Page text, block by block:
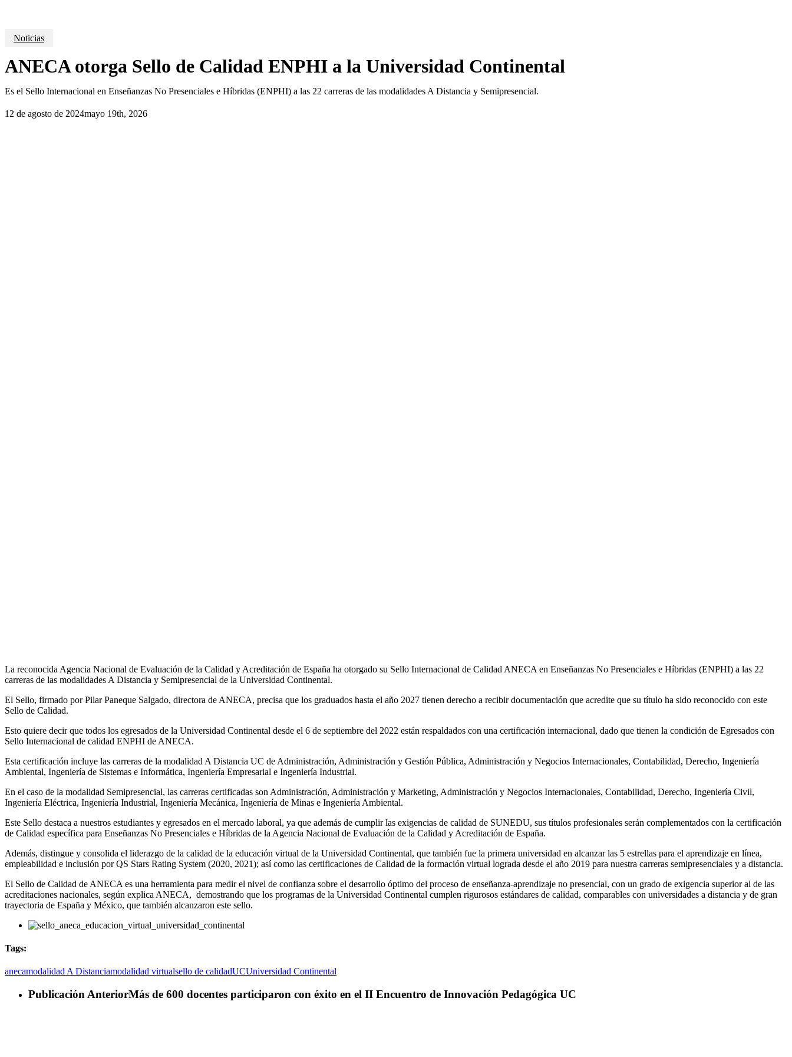
Noticias
ANECA otorga Sello de Calidad ENPHI a la Universidad Continental
Es el Sello Internacional en Enseñanzas No Presenciales e Híbridas (ENPHI) a las 22 carreras de las modalidades A Distancia y Semipresencial.
12 de agosto de 2024mayo 19th, 2026
La reconocida Agencia Nacional de Evaluación de la Calidad y Acreditación de España ha otorgado su Sello Internacional de Calidad ANECA en Enseñanzas No Presenciales e Híbridas (ENPHI) a las 22
carreras de las modalidades A Distancia y Semipresencial de la Universidad Continental.
El Sello, firmado por Pilar Paneque Salgado, directora de ANECA, precisa que los graduados hasta el año 2027 tienen derecho a recibir documentación que acredite que su título ha sido reconocido con este
Sello de Calidad.
Esto quiere decir que todos los egresados de la Universidad Continental desde el 6 de septiembre del 2022 están respaldados con una certificación internacional, dado que tienen la condición de Egresados con
Sello Internacional de calidad ENPHI de ANECA.
Esta certificación incluye las carreras de la modalidad A Distancia UC de Administración, Administración y Gestión Pública, Administración y Negocios Internacionales, Contabilidad, Derecho, Ingeniería
Ambiental, Ingeniería de Sistemas e Informática, Ingeniería Empresarial e Ingeniería Industrial.
En el caso de la modalidad Semipresencial, las carreras certificadas son Administración, Administración y Marketing, Administración y Negocios Internacionales, Contabilidad, Derecho, Ingeniería Civil,
Ingeniería Eléctrica, Ingeniería Industrial, Ingeniería Mecánica, Ingeniería de Minas e Ingeniería Ambiental.
Este Sello destaca a nuestros estudiantes y egresados en el mercado laboral, ya que además de cumplir las exigencias de calidad de SUNEDU, sus títulos profesionales serán complementados con la certificación
de Calidad específica para Enseñanzas No Presenciales e Híbridas de la Agencia Nacional de Evaluación de la Calidad y Acreditación de España.
Además, distingue y consolida el liderazgo de la calidad de la educación virtual de la Universidad Continental, que también fue la primera universidad en alcanzar las 5 estrellas para el aprendizaje en línea,
empleabilidad e inclusión por QS Stars Rating System (2020, 2021); así como las certificaciones de Calidad de la formación virtual lograda desde el año 2019 para nuestra carreras semipresenciales y a distancia.
El Sello de Calidad de ANECA es una herramienta para medir el nivel de confianza sobre el desarrollo óptimo del proceso de enseñanza-aprendizaje no presencial, con un grado de exigencia superior al de las
acreditaciones nacionales, según explica ANECA, demostrando que los programas de la Universidad Continental cumplen rigurosos estándares de calidad, comparables con universidades a distancia y de gran
trayectoria de España y México, que también alcanzaron este sello.
Tags:
anecamodalidad A Distanciamodalidad virtualsello de calidadUCUniversidad Continental
Publicación AnteriorMás de 600 docentes participaron con éxito en el II Encuentro de Innovación Pedagógica UC